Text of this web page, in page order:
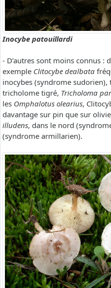
Inocybe patouillardi
- D’autres sont moins connus :
exemple Clitocybe dealbata
inocybes (syndrome
tricholome tigré, Tricholoma
les Omphalotus olearius,
davantage sur pin que sur
illudens, dans le nord
(syndrome armillarien).